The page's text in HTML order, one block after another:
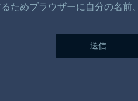
ためブラウザーに自分の名